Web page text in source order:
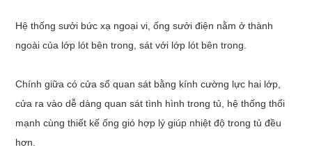
Hệ thống sưởi bức xạ ngoại vi, ống sưởi điện nằm ở thành
ngoài của lớp lót bên trong, sát với lớp lót bên trong.
Chính giữa có cửa sổ quan sát bằng kính cường lực hai lớp,
cửa ra vào dễ dàng quan sát tình hình trong tủ, hệ thống thổi
mạnh cùng thiết kế ống gió hợp lý giúp nhiệt độ trong tủ đều
hơn.